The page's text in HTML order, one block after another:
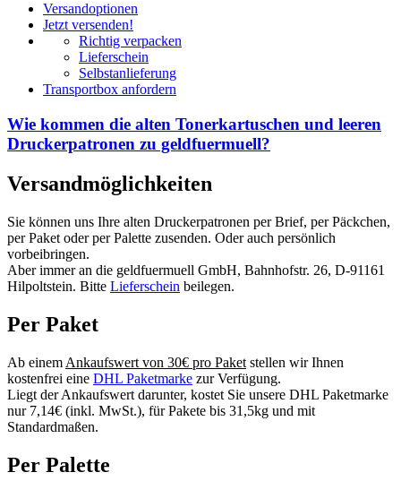
Versandoptionen
Jetzt versenden!
Richtig verpacken
Lieferschein
Selbstanlieferung
Transportbox anfordern
Wie kommen die alten Tonerkartuschen und leeren
Druckerpatronen zu geldfuermuell?
Versandmöglichkeiten
Sie können uns Ihre alten Druckerpatronen per Brief, per Päckchen,
per Paket oder per Palette zusenden. Oder auch persönlich
vorbeibringen.
Aber immer an die geldfuermuell GmbH, Bahnhofstr. 26, D-91161
Hilpoltstein. Bitte Lieferschein beilegen.
Per Paket
Ab einem Ankaufswert von 30€ pro Paket stellen wir Ihnen
kostenfrei eine DHL Paketmarke zur Verfügung.
Liegt der Ankaufswert darunter, kostet Sie unsere DHL Paketmarke
nur 7,14€ (inkl. MwSt.), für Pakete bis 31,5kg und mit
Standardmaßen.
Per Palette